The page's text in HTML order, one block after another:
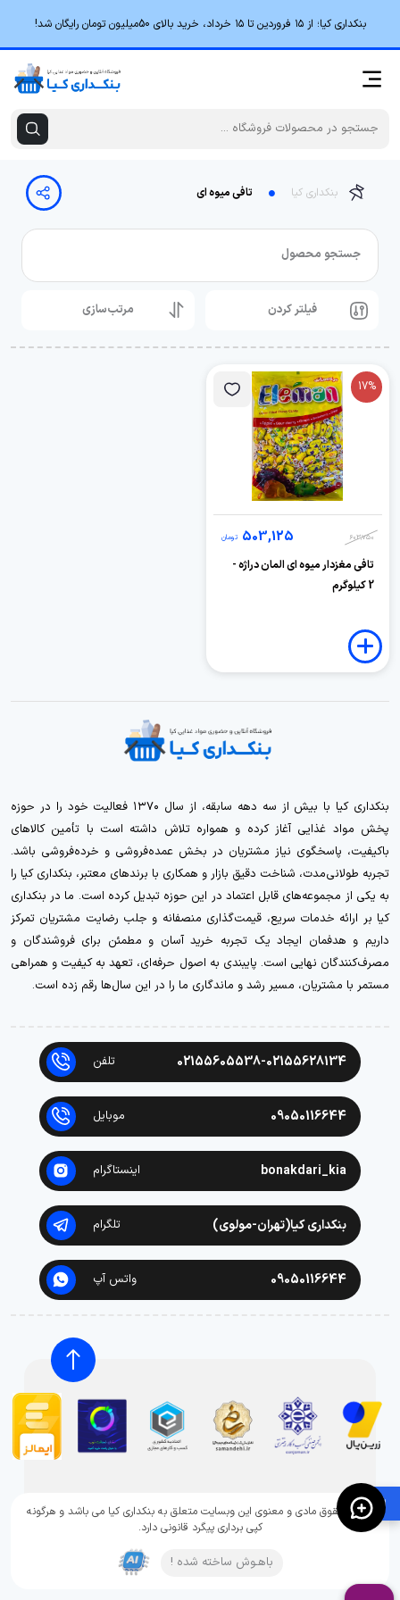
🛍️
بنکداری کیا؛ از ۱۵ فروردین تا ۱۵ خرداد، خرید بالای 50میلیون تومان رایگان شد!
بنکداری کیا تافی میوه ای
جستجو محصول
فیلتر کردن مرتب‌سازی
17%
603,750
503,125 تومان
تافی مغزدار میوه ای المان دراژه -
2 کیلوگرم
بنکداری کیا با بیش از سه دهه سابقه، از سال ۱۳۷۰ فعالیت خود را در حوزه
پخش مواد غذایی آغاز کرده و همواره تلاش داشته است با تأمین کالاهای
باکیفیت، پاسخگوی نیاز مشتریان در بخش عمده‌فروشی و خرده‌فروشی باشد.
تجربه طولانی‌مدت، شناخت دقیق بازار و همکاری با برندهای معتبر، بنکداری کیا را
به یکی از مجموعه‌های قابل اعتماد در این حوزه تبدیل کرده است. ما در بنکداری
کیا بر ارائه خدمات سریع، قیمت‌گذاری منصفانه و جلب رضایت مشتریان تمرکز
داریم و هدفمان ایجاد یک تجربه خرید آسان و مطمئن برای فروشندگان و
مصرف‌کنندگان نهایی است. پایبندی به اصول حرفه‌ای، تعهد به کیفیت و همراهی
مستمر با مشتریان، مسیر رشد و ماندگاری ما را در این سال‌ها رقم زده است.
02155605538-02155628134 تلفن
09050116644 موبایل
bonakdari_kia اینستاگرام
بنکداری کیا(تهران-مولوی) تلگرام
09050116644 واتس آپ
تمامی حقوق مادی و معنوی این وبسایت متعلق به بنکداری کیا می باشد و هرگونه
کپی برداری پیگرد قانونی دارد.
باهـوش ساخته شده !